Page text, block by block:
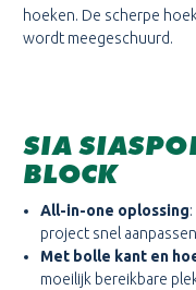
hoeken. De scherpe
wordt meegeschuurd.
SIA
BLOCK
All-in-one oplossing
project snel aanpassen
Met bolle kant en
moeilijk bereikbare